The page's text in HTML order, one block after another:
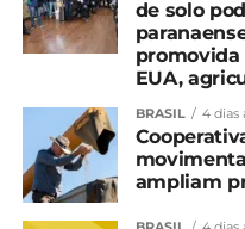
de solo
promovida
EUA,
BRASIL 4 dias
ampliam